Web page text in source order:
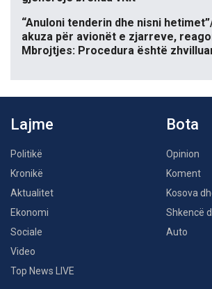
“Anuloni tenderin dhe nisni
akuza për avionët e zjarreve,
Mbrojtjes: Procedura është
Lajme
Politikë
Kronikë
Aktualitet
Ekonomi
Sociale
Video
Top News LIVE
Bota
Opinion
Koment
Kosova
Shkencë
Auto